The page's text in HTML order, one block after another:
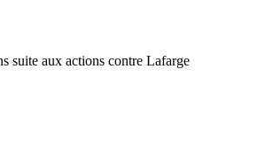
suite aux actions contre Lafarge